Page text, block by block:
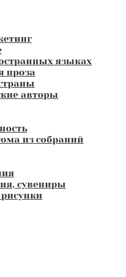
языках
проза
авторы
из собраний
сувениры